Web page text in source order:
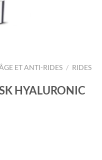
ET ANTI-RIDES / RIDES
HYALURONIC